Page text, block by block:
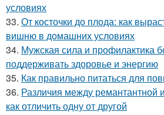
условиях
33. От косточки до плода: как
вишню в домашних условиях
34. Мужская сила и профилактика
поддерживать здоровье и энергию
35. Как правильно питаться для
36. Различия между ремантантной
как отличить одну от другой